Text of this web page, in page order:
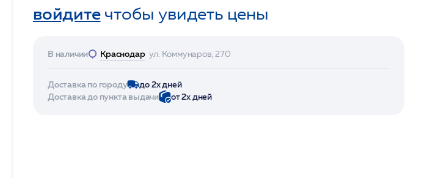
войдитечтобы увидеть цены
В наличии Краснодар ул. Коммунаров, 270
Доставка по городу
до 2х дней
Доставка до пункта выдачи
от 2х дней